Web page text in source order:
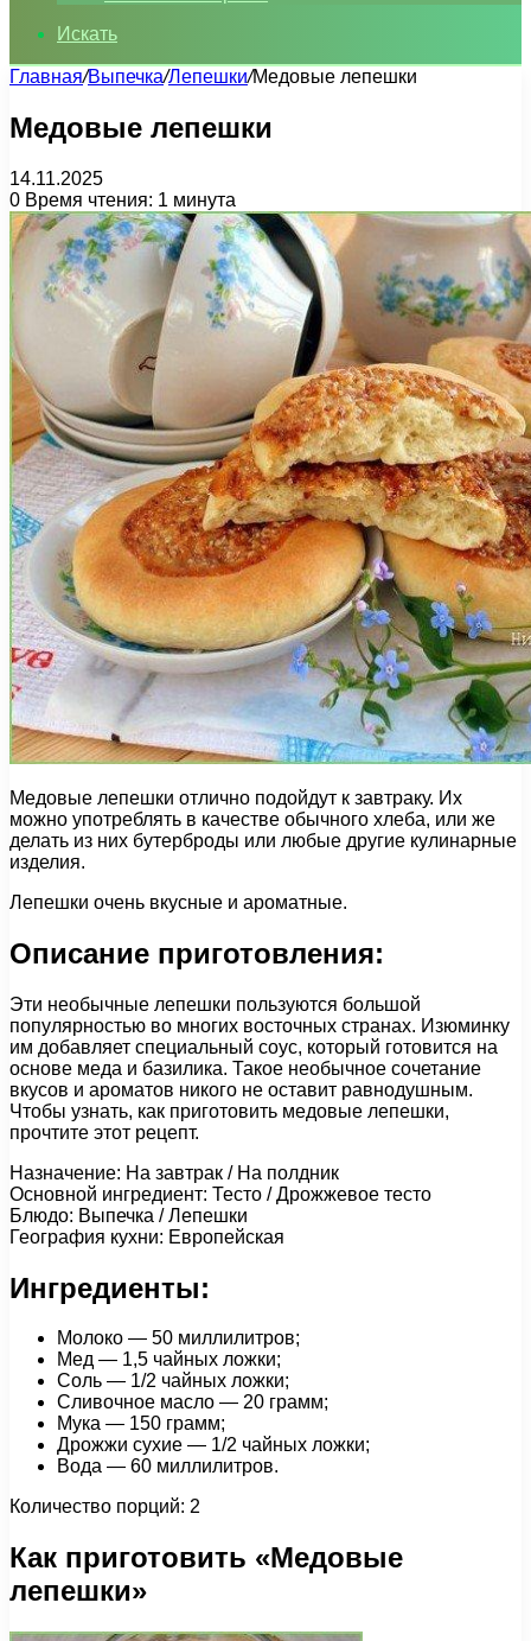
Искать
Главная/Выпечка/Лепешки/Медовые лепешки
Медовые лепешки
14.11.2025
0 Время чтения: 1 минута
Медовые лепешки отлично подойдут к завтраку. Их
можно употреблять в качестве обычного хлеба, или же
делать из них бутерброды или любые другие кулинарные
изделия.
Лепешки очень вкусные и ароматные.
Описание приготовления:
Эти необычные лепешки пользуются большой
популярностью во многих восточных странах. Изюминку
им добавляет специальный соус, который готовится на
основе меда и базилика. Такое необычное сочетание
вкусов и ароматов никого не оставит равнодушным.
Чтобы узнать, как приготовить медовые лепешки,
прочтите этот рецепт.
Назначение: На завтрак / На полдник
Основной ингредиент: Тесто / Дрожжевое тесто
Блюдо: Выпечка / Лепешки
География кухни: Европейская
Ингредиенты:
Молоко — 50 миллилитров;
Мед — 1,5 чайных ложки;
Соль — 1/2 чайных ложки;
Сливочное масло — 20 грамм;
Мука — 150 грамм;
Дрожжи сухие — 1/2 чайных ложки;
Вода — 60 миллилитров.
Количество порций: 2
Как приготовить «Медовые
лепешки»